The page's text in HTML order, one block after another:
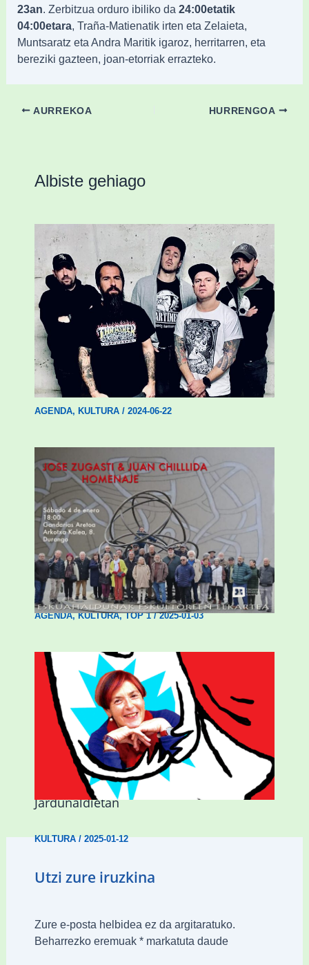
23an. Zerbitzua orduro ibiliko da24:00etatik
04:00etara, Traña-Matienatik irten eta Zelaieta,
Muntsaratz eta Andra Maritik igaroz, herritarren, eta
bereziki gazteen, joan-etorriak errazteko.
AURREKOA HURRENGOA
Albiste gehiago
Durangoko Alerta taldeak bere bosgarren
diskoa aurkeztuko du gaur Abadiñoko
Koba Liven
AGENDA, KULTURA/ 2024-06-22
Durangok Jose Zugazti eta Juan Chillida
eskultoreak omenduko ditu bihar
AGENDA,KULTURA,TOP 1/2025-01-03
Mariasun Landaren literatur ondarea
aitortuko dute Iurretako Esker Oneko
Jardunaldietan
KULTURA/2025-01-12
Utzi zure iruzkina
Zure e-posta helbidea ez da argitaratuko.
Beharrezko eremuak *markatuta daude